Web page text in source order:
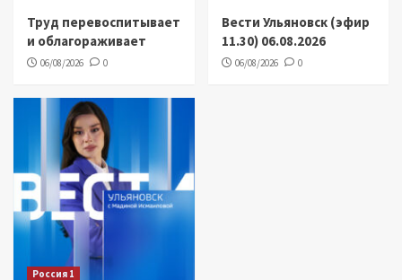
Труд перевоспитывает
и облагораживает
06/08/2026 0
Вести Ульяновск (эфир
11.30) 06.08.2026
06/08/2026 0
Россия 1